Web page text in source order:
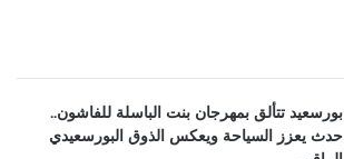
بورسعيد تتألق بمهرجان بنت الباسلة للفاشون..
حدث يعزز السياحة ويعكس الذوق البورسعيدي